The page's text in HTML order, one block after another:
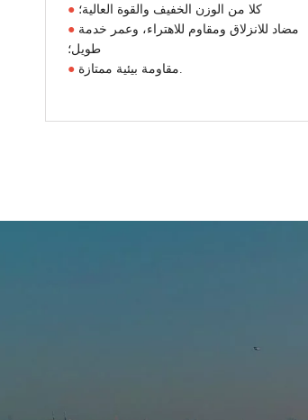
● كلا من الوزن الخفيف والقوة العالية؛
● مضاد للانزلاق ومقاوم للاهتراء، وعمر خدمة
طويل؛
●